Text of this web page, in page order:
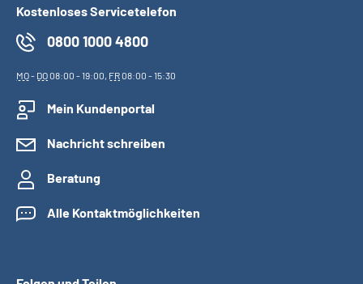
Kostenloses Servicetelefon
0800 1000 4800
MO- DO08:00 - 19:00, FR08:00 - 15:30
Mein Kundenportal
Nachricht schreiben
Beratung
Alle Kontaktmöglichkeiten